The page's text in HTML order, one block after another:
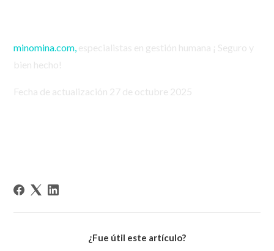
minomina.com, especialistas en gestión humana ¡ Seguro y
bien hecho!
Fecha de actualización 27 de octubre 2025
¿Fue útil este artículo?